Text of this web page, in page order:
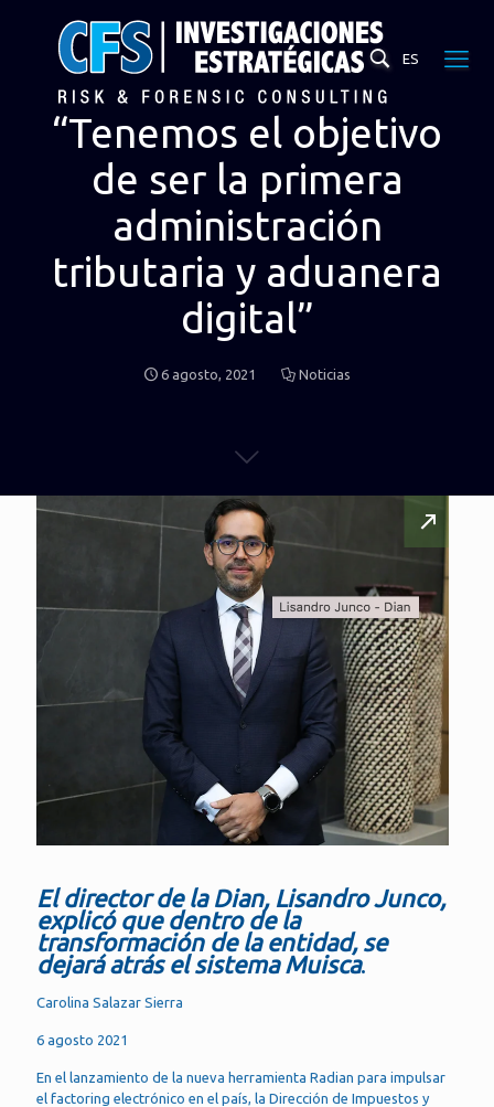
ES
“Tenemos el objetivo
de ser la primera
administración
tributaria y aduanera
digital”
6 agosto, 2021 Noticias
El director de la Dian, Lisandro Junco,
explicó que dentro de la
transformación de la entidad, se
dejará atrás el sistema Muisca.
Carolina Salazar Sierra
6 agosto 2021
En el lanzamiento de la nueva herramienta Radian para impulsar
el factoring electrónico en el país, la Dirección de Impuestos y